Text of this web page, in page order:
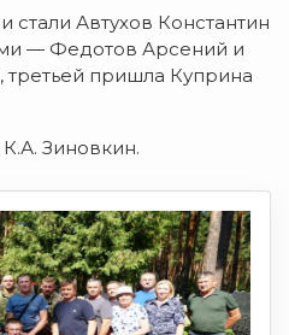
стали Автухов Константин
— Федотов Арсений и
пришла Куприна
Зиновкин.